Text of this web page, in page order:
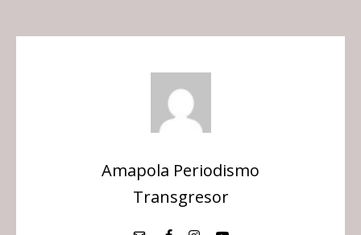
Amapola Periodismo
Transgresor